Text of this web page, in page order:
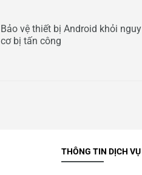
Bảo vệ thiết bị Android khỏi nguy
cơ bị tấn công
THÔNG TIN DỊCH VỤ